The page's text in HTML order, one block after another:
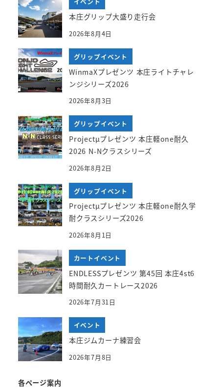
o
o
k
e
r
g
r
a
本庄グリップ大盛り走行会
2026年8月4日
グリップイベント
WinmaXプレゼンツ 本庄ライトチャレ
ンジシリーズ2026
2026年8月3日
グリップイベント
Projectμプレゼンツ 本庄軽one耐久
2026 N-Nクラスシリーズ
2026年8月2日
グリップイベント
Projectμプレゼンツ 本庄軽one耐久学
耐クラスシリーズ2026
2026年8月1日
カートイベント
ENDLESSプレゼンツ 第45回 本庄4st6
時間耐久カートレース2026
2026年7月31日
イベント
本庄ジムカーナ練習会
2026年7月8日
各ページ案内